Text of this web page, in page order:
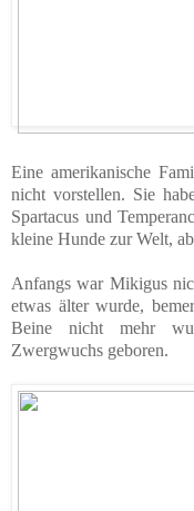
Eine amerikanische
nicht vorstellen. Sie
Spartacus und
kleine Hunde zur Welt,
Anfangs war Mikigus
etwas älter wurde,
Beine nicht mehr
Zwergwuchs geboren.